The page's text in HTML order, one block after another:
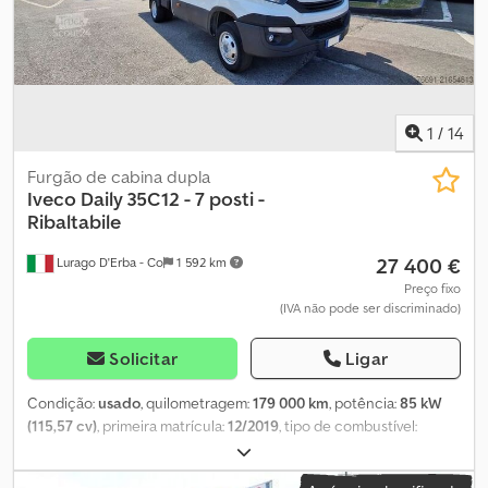
1 / 14
Lurago D'Erba - Co 1 592 km
Furgão de cabina dupla
Iveco Daily 35C12 - 7 posti -
Ribaltabile
27 400 €
Preço fixo
(IVA não pode ser discriminado)
Solicitar Ligar
Condição:usado, quilometragem:179 000 km, potência:85 kW
(115,57 cv), primeira matrícula:12/2019, tipo de combustível:
800 kg
configuração de eixo:4x2, cor:branco, tipo de engrenagem: